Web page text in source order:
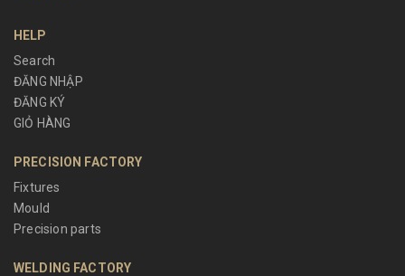
HELP
Search
ĐĂNG NHẬP
ĐĂNG KÝ
GIỎ HÀNG
PRECISION FACTORY
Fixtures
Mould
Precision parts
WELDING FACTORY